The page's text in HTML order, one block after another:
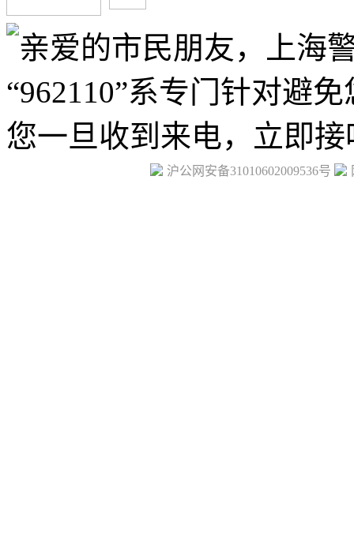
沪公网安备31010602009536号